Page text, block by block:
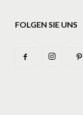
FOLGEN SIE UNS